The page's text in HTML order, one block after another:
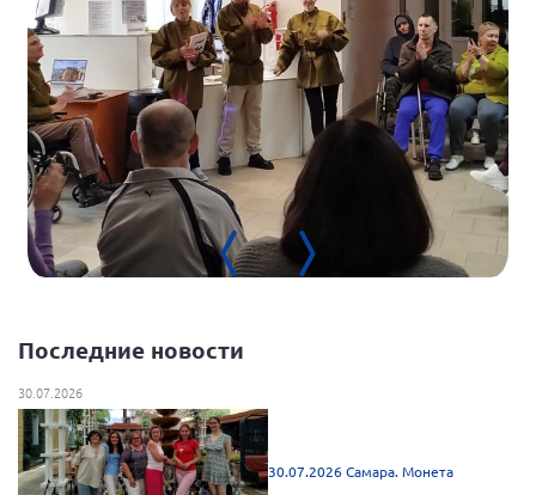
Нормативно-правовые документы
Методическая литература для НКО
Публичные отчеты
Исследования, аналитика, мнения
Всероссийская онлайн конференция
"Рассеянный склероз. XX лет работы
ОООИБРС" (25-29.08.2020)
Всероссийская конференция-тренинг
Общероссийская РС
Алтайский край
Последние новости
30.07.2026
30.07.2026 Самара. Монета